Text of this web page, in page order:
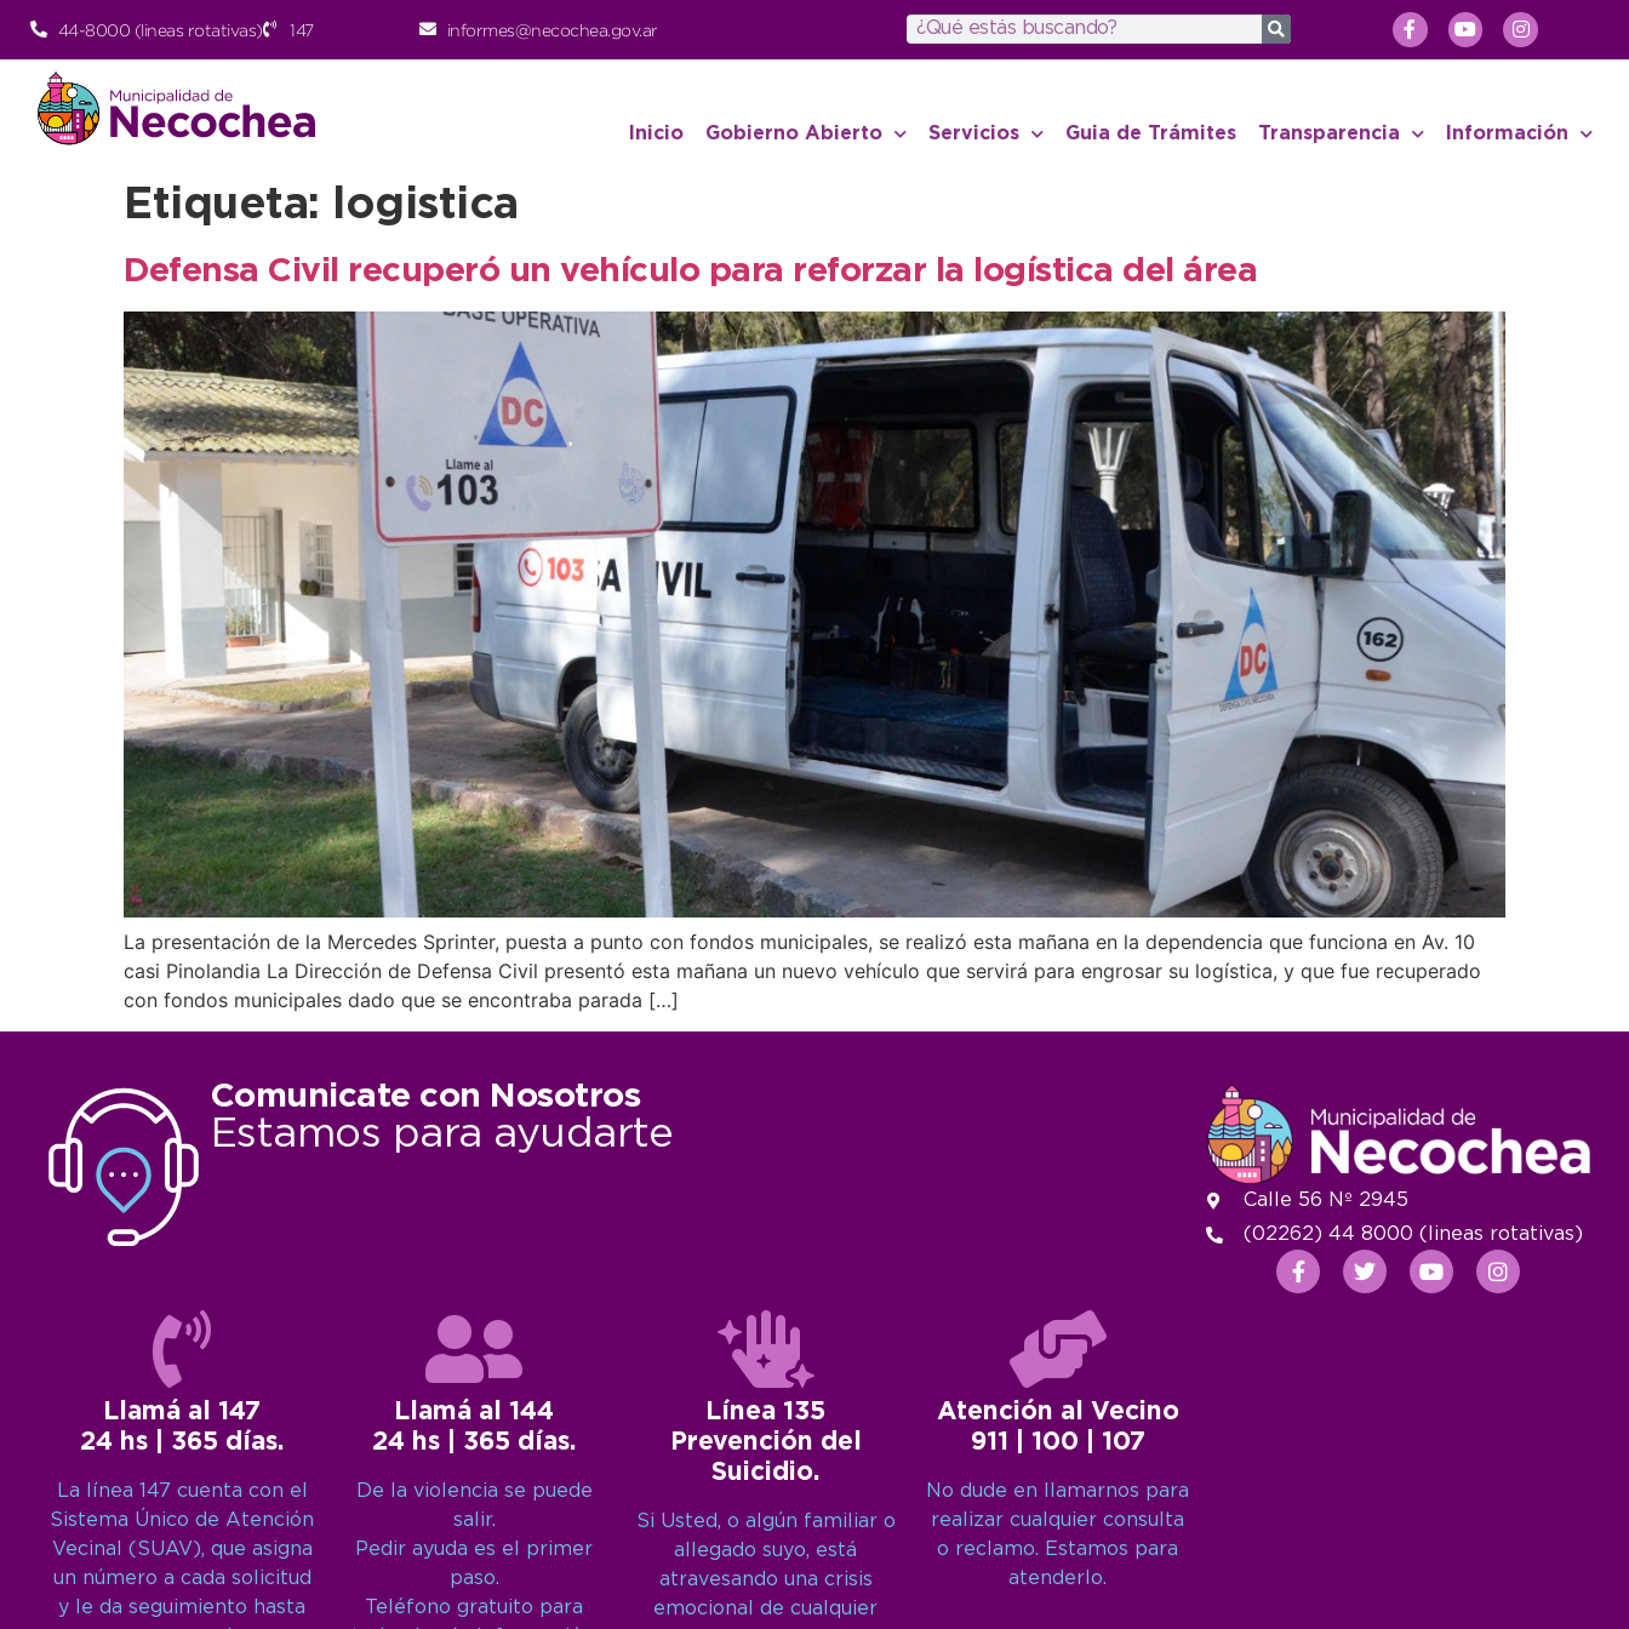
44-8000 (lineas rotativas) 147 informes@necochea.gov.ar
Inicio Gobierno Abierto Servicios Guia de Trámites Transparencia Información
Etiqueta: logistica
Defensa Civil recuperó un vehículo para reforzar la logística del área
La presentación de la Mercedes Sprinter, puesta a punto con fondos municipales, se realizó esta mañana en la dependencia que funciona en Av. 10
casi Pinolandia La Dirección de Defensa Civil presentó esta mañana un nuevo vehículo que servirá para engrosar su logística, y que fue recuperado
con fondos municipales dado que se encontraba parada […]
Comunicate con Nosotros
Estamos para ayudarte
Llamá al 147
24 hs | 365 días.
La línea 147 cuenta con el
Sistema Único de Atención
Vecinal (SUAV), que asigna
un número a cada solicitud
y le da seguimiento hasta
Llamá al 144
24 hs | 365 días.
De la violencia se puede
salir.
Pedir ayuda es el primer
paso.
Teléfono gratuito para
Línea 135
Prevención del
Suicidio.
Si Usted, o algún familiar o
allegado suyo, está
atravesando una crisis
emocional de cualquier
Atención al Vecino
911 | 100 | 107
No dude en llamarnos para
realizar cualquier consulta
o reclamo. Estamos para
atenderlo.
Calle 56 Nº 2945
(02262) 44 8000 (lineas rotativas)